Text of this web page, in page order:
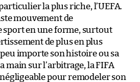
la plus riche, l’UEFA.
mouvement de
sport en une forme, surtout
de plus en plus
importe son histoire ou sa
main sur l’arbitrage, la FIFA
pour remodeler son